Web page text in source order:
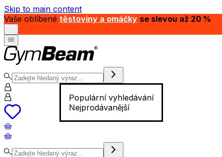
Skip to main content
Vaše oblíbené těstoviny a omáčky se slevou až 20 %
Populární vyhledávání
Nejprodávanější